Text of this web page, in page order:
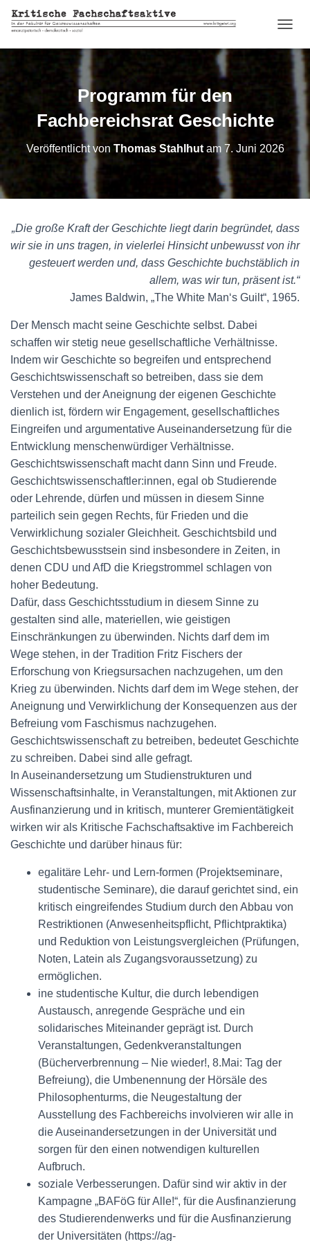
A
N
A
L
T
N
Programm für den
Fachbereichsrat Geschichte
Veröffentlicht von Thomas Stahlhutam 7. Juni 2026
„Die große Kraft der Geschichte liegt darin begründet, dass
wir sie in uns tragen, in vielerlei Hinsicht unbewusst von ihr
gesteuert werden und, dass Geschichte buchstäblich in
allem, was wir tun, präsent ist.“
James Baldwin, „The White Man‘s Guilt“, 1965.
Der Mensch macht seine Geschichte selbst. Dabei
schaffen wir stetig neue gesellschaftliche Verhältnisse.
Indem wir Geschichte so begreifen und entsprechend
Geschichtswissenschaft so betreiben, dass sie dem
Verstehen und der Aneignung der eigenen Geschichte
dienlich ist, fördern wir Engagement, gesellschaftliches
Eingreifen und argumentative Auseinandersetzung für die
Entwicklung menschenwürdiger Verhältnisse.
Geschichtswissenschaft macht dann Sinn und Freude.
Geschichtswissenschaftler:innen, egal ob Studierende
oder Lehrende, dürfen und müssen in diesem Sinne
parteilich sein gegen Rechts, für Frieden und die
Verwirklichung sozialer Gleichheit. Geschichtsbild und
Geschichtsbewusstsein sind insbesondere in Zeiten, in
denen CDU und AfD die Kriegstrommel schlagen von
hoher Bedeutung.
Dafür, dass Geschichtsstudium in diesem Sinne zu
gestalten sind alle, materiellen, wie geistigen
Einschränkungen zu überwinden. Nichts darf dem im
Wege stehen, in der Tradition Fritz Fischers der
Erforschung von Kriegsursachen nachzugehen, um den
Krieg zu überwinden. Nichts darf dem im Wege stehen, der
Aneignung und Verwirklichung der Konsequenzen aus der
Befreiung vom Faschismus nachzugehen.
Geschichtswissenschaft zu betreiben, bedeutet Geschichte
zu schreiben. Dabei sind alle gefragt.
In Auseinandersetzung um Studienstrukturen und
Wissenschaftsinhalte, in Veranstaltungen, mit Aktionen zur
Ausfinanzierung und in kritisch, munterer Gremientätigkeit
wirken wir als Kritische Fachschaftsaktive im Fachbereich
Geschichte und darüber hinaus für:
egalitäre Lehr- und Lern-formen (Projektseminare,
studentische Seminare), die darauf gerichtet sind, ein
kritisch eingreifendes Studium durch den Abbau von
Restriktionen (Anwesenheitspflicht, Pflichtpraktika)
und Reduktion von Leistungsvergleichen (Prüfungen,
Noten, Latein als Zugangsvoraussetzung) zu
ermöglichen.
ine studentische Kultur, die durch lebendigen
Austausch, anregende Gespräche und ein
solidarisches Miteinander geprägt ist. Durch
Veranstaltungen, Gedenkveranstaltungen
(Bücherverbrennung – Nie wieder!, 8.Mai: Tag der
Befreiung), die Umbenennung der Hörsäle des
Philosophenturms, die Neugestaltung der
Ausstellung des Fachbereichs involvieren wir alle in
die Auseinandersetzungen in der Universität und
sorgen für den einen notwendigen kulturellen
Aufbruch.
soziale Verbesserungen. Dafür sind wir aktiv in der
Kampagne „BAFöG für Alle!“, für die Ausfinanzierung
des Studierendenwerks und für die Ausfinanzierung
der Universitäten (https://ag-